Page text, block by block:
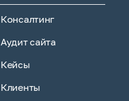
Консалтинг
Аудит сайта
Кейсы
Клиенты